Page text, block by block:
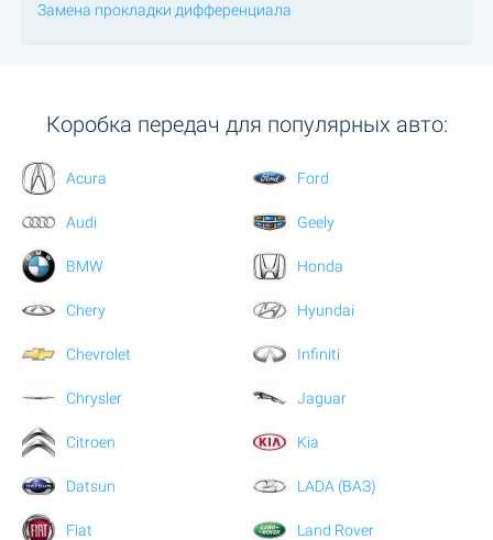
Замена прокладки дифференциала
Коробка передач для популярных авто:
Acura
Audi
BMW
Chery
Chevrolet
Chrysler
Citroen
Datsun
Fiat
Ford
Geely
Honda
Hyundai
Infiniti
Jaguar
Kia
LADA (ВАЗ)
Land Rover